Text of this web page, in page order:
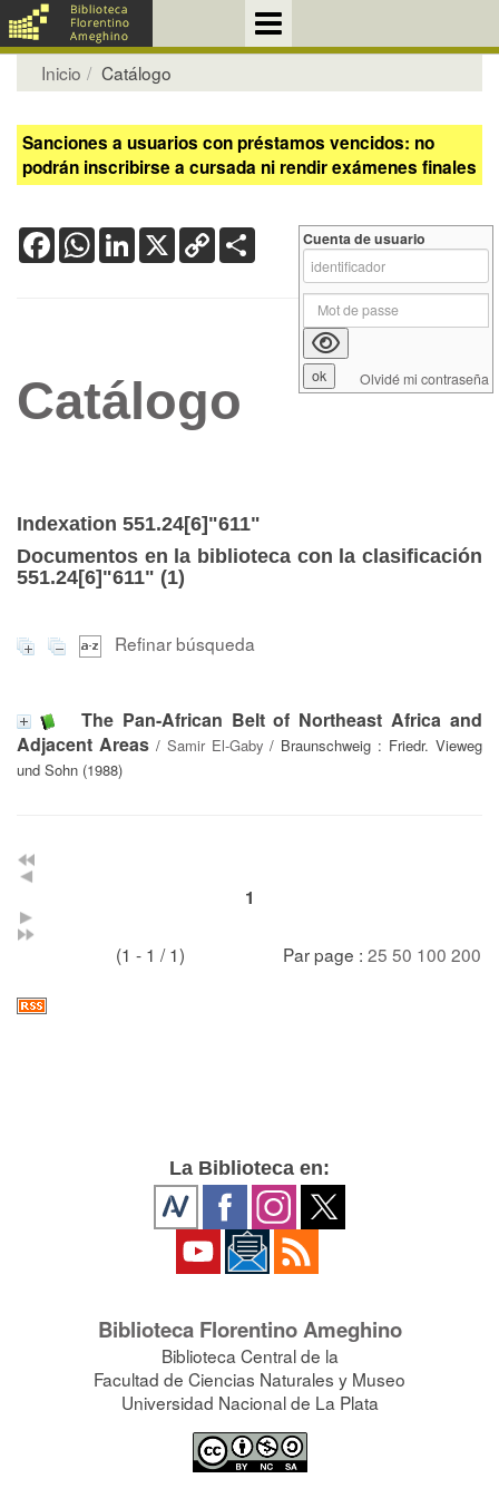
Inicio Catálogo
Sanciones a usuarios con préstamos vencidos: no
podrán inscribirse a cursada ni rendir exámenes finales
FacebookWhatsApp
LinkedIn
X Copy
Link
Catálogo
Indexation 551.24[6]"611"
Documentos en la biblioteca con la clasificación
551.24[6]"611" (1)
Refinar búsqueda
The Pan-African Belt of Northeast Africa and
Adjacent Areas/ Samir El-Gaby / Braunschweig : Friedr. Vieweg
und Sohn (1988)
1
(1 - 1 / 1) Par page : 25 50 100 200
Cuenta de usuario
Olvidé mi contraseña
La Biblioteca en:
Biblioteca Florentino Ameghino
Biblioteca Central de la
Facultad de Ciencias Naturales y Museo
Universidad Nacional de La Plata